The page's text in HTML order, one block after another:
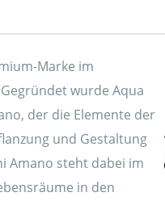
Marke im
wurde Aqua
der die Elemente der
und Gestaltung
Amano steht dabei im
in den